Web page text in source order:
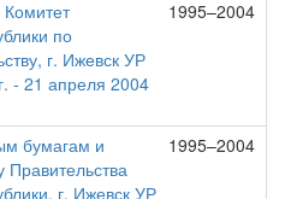
Комитет
по
г. Ижевск УР
- 21 апреля 2004
1995–2004
бумагам и
г. Ижевск УР
1995–2004